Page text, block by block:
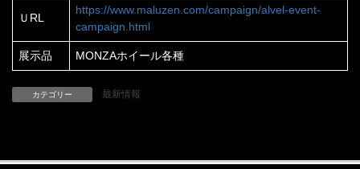
ＵRL
https://www.maluzen.com/campaign/alvel-event-
campaign.html
展示品 MONZAホイール各種
カテゴリー 最新情報